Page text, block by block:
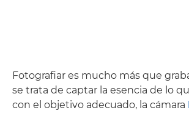
Fotografiar es mucho más que
se trata de captar la esencia de lo
con el objetivo adecuado, la cámara